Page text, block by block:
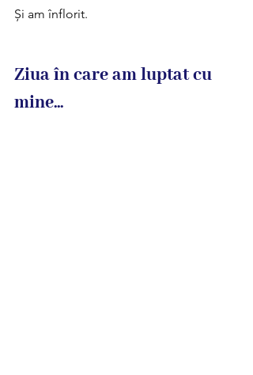
Și am înflorit.
Ziua în care am luptat cu
mine...